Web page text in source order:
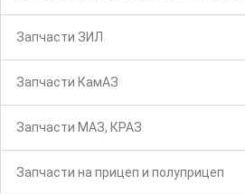
Запчасти ЗИЛ
Запчасти КамАЗ
Запчасти МАЗ, КРАЗ
Запчасти на прицеп и полуприцеп